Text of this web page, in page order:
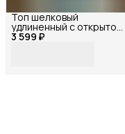
3 599 ₽
Топ шелковый
удлиненный с открытой
спиной Черный